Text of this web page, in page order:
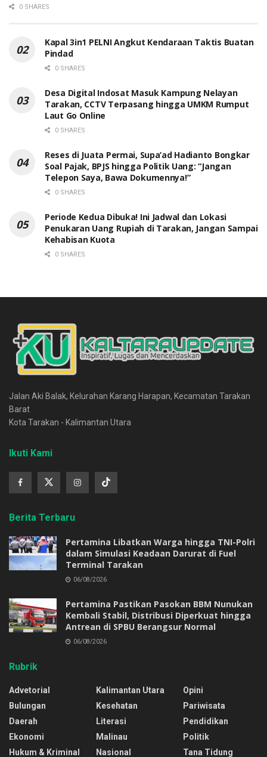
0 SHARES
Kapal 3in1 PELNI Angkut Kendaraan Taktis Buatan
Pindad
0 SHARES
Desa Digital Indosat Masuk Kampung Nelayan
Tarakan, CCTV Terpasang hingga UMKM Rumput
Laut Go Online
0 SHARES
Reses di Juata Permai, Supa’ad Hadianto Bongkar
Soal Pajak, BPJS hingga Politik Uang: “Jangan
Telepon Saya, Bawa Dokumennya!”
0 SHARES
Periode Kedua Dibuka! Ini Jadwal dan Lokasi
Penukaran Uang Rupiah di Tarakan, Jangan Sampai
Kehabisan Kuota
0 SHARES
Jalan Aki Balak, Kelurahan Karang Harapan, Kecamatan Tarakan
Barat
Kota Tarakan - Kalimantan Utara
Ikuti Kami
Berita Terbaru
Pertamina Libatkan Warga hingga TNI-Polri
dalam Simulasi Keadaan Darurat di Fuel
Terminal Tarakan
06/08/2026
Pertamina Pastikan Pasokan BBM Nunukan
Kembali Stabil, Distribusi Diperkuat hingga
Antrean di SPBU Berangsur Normal
06/08/2026
Rubrik
Advetorial
Bulungan
Daerah
Ekonomi
Hukum & Kriminal
Kalimantan Utara
Kesehatan
Literasi
Malinau
Nasional
Opini
Pariwisata
Pendidikan
Politik
Tana Tidung